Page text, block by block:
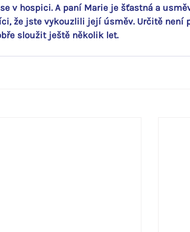
v hospici. A paní Marie je šťastná a
že jste vykouzlili její úsměv. Určitě není
sloužit ještě několik let.